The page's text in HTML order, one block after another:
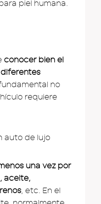
piel humana.
conocer bien el
no
requiere
una vez por
aceite,
, etc. En el